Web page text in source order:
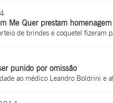
Me Quer prestam
de brindes e coquetel fizeram
punido por omissão
ao médico Leandro Boldrini e